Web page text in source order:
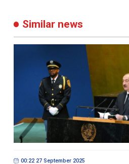
Similar news
00:22 27 September 2025